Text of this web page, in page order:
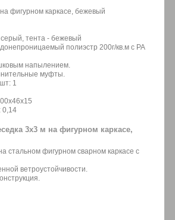
фигурном каркасе, бежевый
тента - бежевый
полиэстр 200г/кв.м с РА
напылением.
муфты.
1
0,14
3х3 м на фигурном каркасе,
стальном фигурном сварном каркасе с
ветроустойчивости.